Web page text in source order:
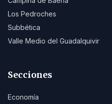
Los Pedroches
Subbética
Valle Medio del Guadalquivir
Secciones
Economía